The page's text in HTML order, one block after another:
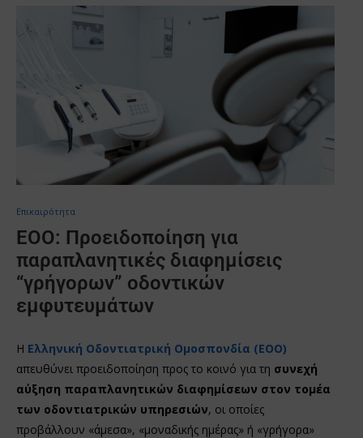
Επικαιρότητα
ΕΟΟ: Προειδοποίηση για
παραπλανητικές διαφημίσεις
“γρήγορων” οδοντικών
εμφυτευμάτων
Η Ελληνική Οδοντιατρική Ομοσπονδία (ΕΟΟ)
απευθύνει προειδοποίηση προς το κοινό για τη συνεχή
αύξηση παραπλανητικών διαφημίσεων στον τομέα
των οδοντιατρικών υπηρεσιών, οι οποίες
προβάλλουν «άμεσα», «μοναδικής ημέρας» ή «γρήγορα»